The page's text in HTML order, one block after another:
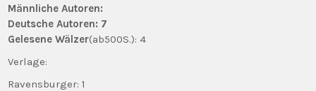
Männliche Autoren:
Deutsche Autoren: 7
Gelesene Wälzer(ab500S.): 4
Verlage:
Ravensburger: 1